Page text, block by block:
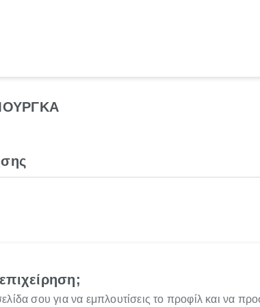
σου για να εμπλουτίσεις το προφίλ και να